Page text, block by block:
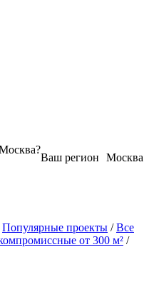
Москва
Ваш регион
?
Популярные проекты /Все
от 300 м² /